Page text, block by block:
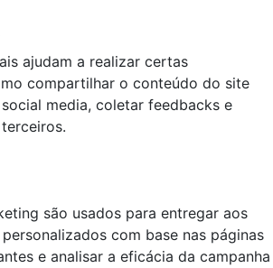
ajudam a realizar certas
compartilhar o conteúdo do site
media, coletar feedbacks e
são usados para entregar aos
com base nas páginas
e analisar a eficácia da campanha